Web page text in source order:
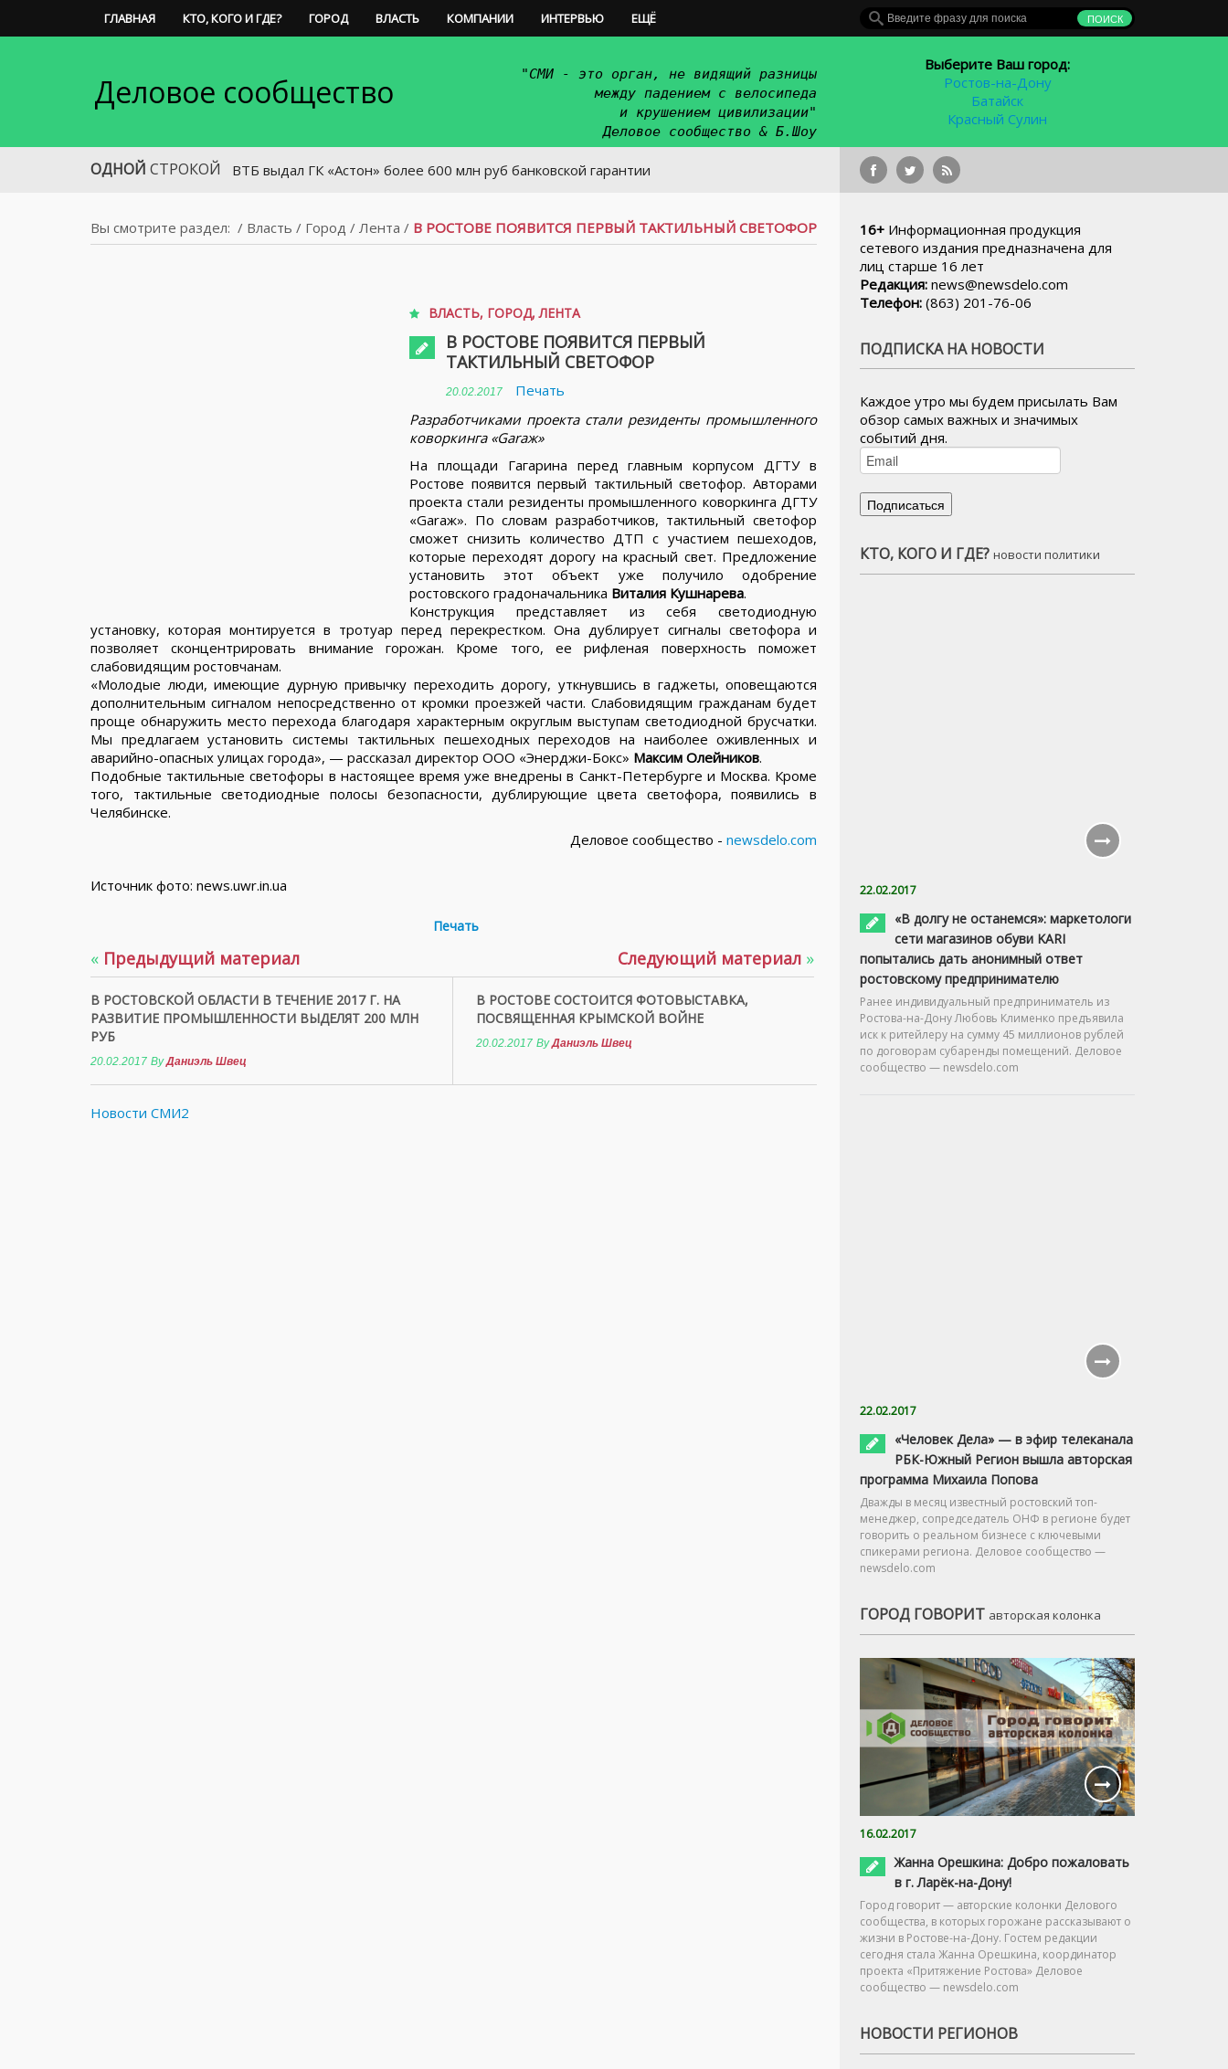
ГЛАВНАЯ КТО, КОГО И ГДЕ? ГОРОД ВЛАСТЬ КОМПАНИИ ИНТЕРВЬЮ ЕЩЁ
Деловое сообщество
"СМИ - это орган, не видящий разницы
между падением с велосипеда
и крушением цивилизации"
Деловое сообщество & Б.Шоу
Выберите Ваш город:
Ростов-на-Дону
Батайск
Красный Сулин
ОДНОЙ СТРОКОЙ
ВТБ выдал ГК «Астон» более 600 млн руб банковской гарантии
Вы смотрите раздел: / Власть / Город / Лента / В РОСТОВЕ ПОЯВИТСЯ ПЕРВЫЙ ТАКТИЛЬНЫЙ СВЕТОФОР
ВЛАСТЬ, ГОРОД,ЛЕНТА
В РОСТОВЕ ПОЯВИТСЯ ПЕРВЫЙ
ТАКТИЛЬНЫЙ СВЕТОФОР
20.02.2017
Печать
Разработчиками проекта стали резиденты промышленного
коворкинга «Garaж»
На площади Гагарина перед главным корпусом ДГТУ в
Ростове появится первый тактильный светофор. Авторами
проекта стали резиденты промышленного коворкинга ДГТУ
«Garaж». По словам разработчиков, тактильный светофор
сможет снизить количество ДТП с участием пешеходов,
которые переходят дорогу на красный свет. Предложение
установить этот объект уже получило одобрение
ростовского градоначальника Виталия Кушнарева.
Конструкция представляет из себя светодиодную
установку, которая монтируется в тротуар перед перекрестком. Она дублирует сигналы светофора и
позволяет сконцентрировать внимание горожан. Кроме того, ее рифленая поверхность поможет
слабовидящим ростовчанам.
«Молодые люди, имеющие дурную привычку переходить дорогу, уткнувшись в гаджеты, оповещаются
дополнительным сигналом непосредственно от кромки проезжей части. Слабовидящим гражданам будет
проще обнаружить место перехода благодаря характерным округлым выступам светодиодной брусчатки.
Мы предлагаем установить системы тактильных пешеходных переходов на наиболее оживленных и
аварийно-опасных улицах города», — рассказал директор ООО «Энерджи-Бокс» Максим Олейников.
Подобные тактильные светофоры в настоящее время уже внедрены в Санкт-Петербурге и Москва. Кроме
того, тактильные светодиодные полосы безопасности, дублирующие цвета светофора, появились в
Челябинске.
Деловое сообщество - newsdelo.com
Источник фото: news.uwr.in.ua
Печать
« Предыдущий материал
В РОСТОВСКОЙ ОБЛАСТИ В ТЕЧЕНИЕ 2017 Г. НА
РАЗВИТИЕ ПРОМЫШЛЕННОСТИ ВЫДЕЛЯТ 200 МЛН
РУБ
20.02.2017 ByДаниэль Швец
Следующий материал »
В РОСТОВЕ СОСТОИТСЯ ФОТОВЫСТАВКА,
ПОСВЯЩЕННАЯ КРЫМСКОЙ ВОЙНЕ
20.02.2017 ByДаниэль Швец
Новости СМИ2
16+ Информационная продукция
сетевого издания предназначена для
лиц старше 16 лет
Редакция: news@newsdelo.com
Телефон: (863) 201-76-06
ПОДПИСКА НА НОВОСТИ
Каждое утро мы будем присылать Вам
обзор самых важных и значимых
событий дня.
КТО, КОГО И ГДЕ? новости политики
22.02.2017
«В долгу не останемся»: маркетологи
сети магазинов обуви KARI
попытались дать анонимный ответ
ростовскому предпринимателю
Ранее индивидуальный предприниматель из
Ростова-на-Дону Любовь Клименко предъявила
иск к ритейлеру на сумму 45 миллионов рублей
по договорам субаренды помещений. Деловое
сообщество — newsdelo.com
22.02.2017
«Человек Дела» — в эфир телеканала
РБК-Южный Регион вышла авторская
программа Михаила Попова
Дважды в месяц известный ростовский топ-
менеджер, сопредседатель ОНФ в регионе будет
говорить о реальном бизнесе с ключевыми
спикерами региона. Деловое сообщество —
newsdelo.com
ГОРОД ГОВОРИТ авторская колонка
16.02.2017
Жанна Орешкина: Добро пожаловать
в г. Ларёк-на-Дону!
Город говорит — авторские колонки Делового
сообщества, в которых горожане рассказывают о
жизни в Ростове-на-Дону. Гостем редакции
сегодня стала Жанна Орешкина, координатор
проекта «Притяжение Ростова» Деловое
сообщество — newsdelo.com
НОВОСТИ РЕГИОНОВ